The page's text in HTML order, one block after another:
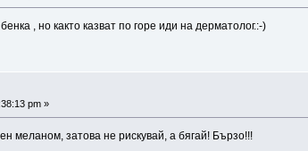
, но както казват по горе иди на дерматолог.:-)
pm »
меланом, затова не рискувай, а бягай! Бързо!!!